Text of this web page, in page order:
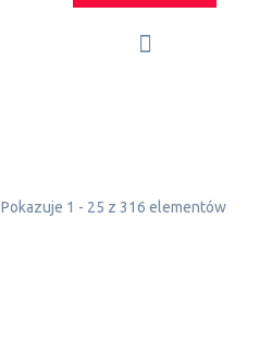
Pokazuje 1 - 25 z 316 elementów